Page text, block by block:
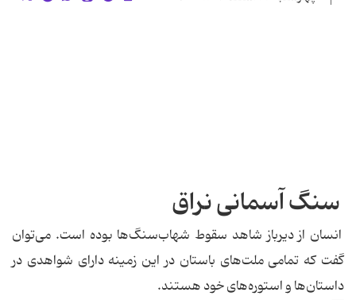
سنگ آسمانی نراق
انسان از دیرباز شاهد سقوط شهاب‌سنگ‌ها بوده است. می‌توان
گفت که تمامی ملت‌های باستان در این زمینه دارای شواهدی در
داستان‌ها و استوره‌های خود هستند.